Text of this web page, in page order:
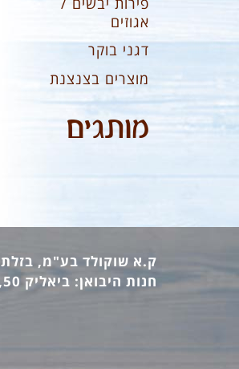
אגוזים
דגני בוקר
מוצרים בצנצנת
מותגים
ק.א שוקולד בע"מ, בזלת 3 צור יגאל ת.ד 12411 מיקוד: 44862, טלפון: 09-7440473 פקס: 09-7442770
חנות היבואן: ביאליק 50, רמת גן, טלפון: 03-6736380 פקס: 03-6733140